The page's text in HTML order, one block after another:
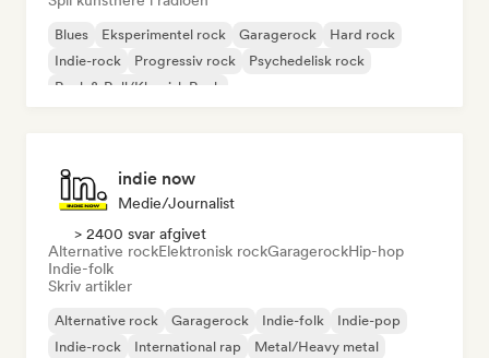
Blues Eksperimentel rock Garagerock
Hard rock
Indie-rock
Progressiv rock
Psychedelisk rock
Rock & Roll/Klassisk Rock
indie now
Medie/journalist
> 2400 svar afgivet
Alternative rockElektronisk rockGaragerockHip-hop
Indie-folk
Skriv artikler
Alternative rock Garagerock Indie-folk
Indie-pop
Indie-rock
International rap
Metal/Heavy metal